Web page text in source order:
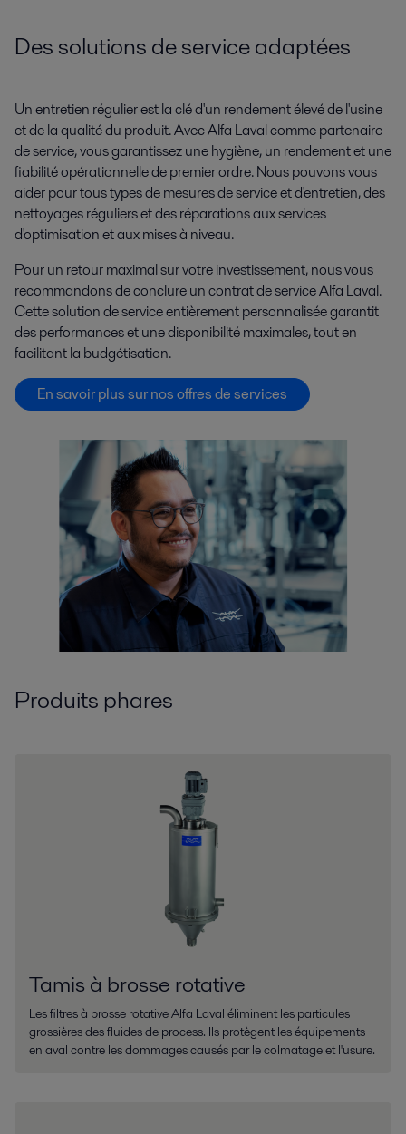
Des solutions de service adaptées
Un entretien régulier est la clé d'un rendement élevé de l'usine
et de la qualité du produit. Avec Alfa Laval comme partenaire
de service, vous garantissez une hygiène, un rendement et une
fiabilité opérationnelle de premier ordre. Nous pouvons vous
aider pour tous types de mesures de service et d'entretien, des
nettoyages réguliers et des réparations aux services
d'optimisation et aux mises à niveau.
Pour un retour maximal sur votre investissement, nous vous
recommandons de conclure un contrat de service Alfa Laval.
Cette solution de service entièrement personnalisée garantit
des performances et une disponibilité maximales, tout en
facilitant la budgétisation.
En savoir plus sur nos offres de services
Produits phares
Tamis à brosse rotative
Les filtres à brosse rotative Alfa Laval éliminent les particules
grossières des fluides de process. Ils protègent les équipements
en aval contre les dommages causés par le colmatage et l'usure.